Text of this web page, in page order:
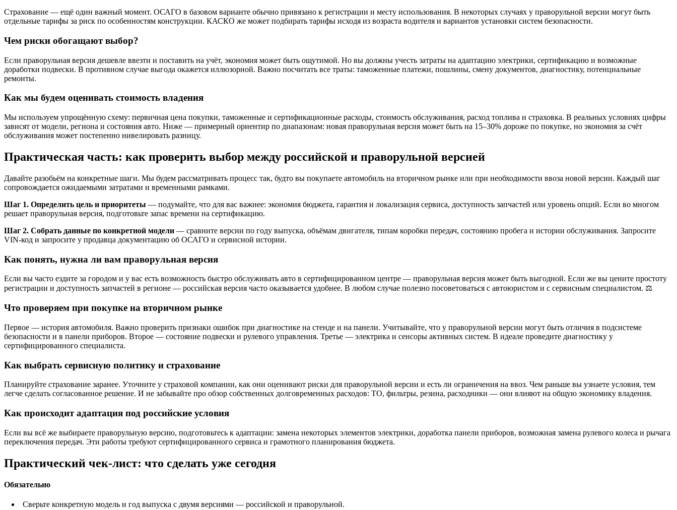
Страхование — ещё один важный момент. ОСАГО в базовом варианте обычно привязано к регистрации и месту использования. В некоторых случаях у праворульной версии могут быть
отдельные тарифы за риск по особенностям конструкции. КАСКО же может подбирать тарифы исходя из возраста водителя и вариантов установки систем безопасности.
Чем риски обогащают выбор?
Если праворульная версия дешевле ввезти и поставить на учёт, экономия может быть ощутимой. Но вы должны учесть затраты на адаптацию электрики, сертификацию и возможные
доработки подвески. В противном случае выгода окажется иллюзорной. Важно посчитать все траты: таможенные платежи, пошлины, смену документов, диагностику, потенциальные
ремонты.
Как мы будем оценивать стоимость владения
Мы используем упрощённую схему: первичная цена покупки, таможенные и сертификационные расходы, стоимость обслуживания, расход топлива и страховка. В реальных условиях цифры
зависят от модели, региона и состояния авто. Ниже — примерный ориентир по диапазонам: новая праворульная версия может быть на 15–30% дороже по покупке, но экономия за счёт
обслуживания может постепенно нивелировать разницу.
Практическая часть: как проверить выбор между российской и праворульной версией
Давайте разобьём на конкретные шаги. Мы будем рассматривать процесс так, будто вы покупаете автомобиль на вторичном рынке или при необходимости ввоза новой версии. Каждый шаг
сопровождается ожидаемыми затратами и временными рамками.
Шаг 1. Определить цель и приоритеты — подумайте, что для вас важнее: экономия бюджета, гарантия и локализация сервиса, доступность запчастей или уровень опций. Если во многом
решает праворульная версия, подготовьте запас времени на сертификацию.
Шаг 2. Собрать данные по конкретной модели — сравните версии по году выпуска, объёмам двигателя, типам коробки передач, состоянию пробега и истории обслуживания. Запросите
VIN‑код и запросите у продавца документацию об ОСАГО и сервисной истории.
Как понять, нужна ли вам праворульная версия
Если вы часто ездите за городом и у вас есть возможность быстро обслуживать авто в сертифицированном центре — праворульная версия может быть выгодной. Если же вы цените простоту
регистрации и доступность запчастей в регионе — российская версия часто оказывается удобнее. В любом случае полезно посоветоваться с автоюристом и с сервисным специалистом. ⚖️
Что проверяем при покупке на вторичном рынке
Первое — история автомобиля. Важно проверить признаки ошибок при диагностике на стенде и на панели. Учитывайте, что у праворульной версии могут быть отличия в подсистеме
безопасности и в панели приборов. Второе — состояние подвески и рулевого управления. Третье — электрика и сенсоры активных систем. В идеале проведите диагностику у
сертифицированного специалиста.
Как выбрать сервисную политику и страхование
Планируйте страхование заранее. Уточните у страховой компании, как они оценивают риски для праворульной версии и есть ли ограничения на ввоз. Чем раньше вы узнаете условия, тем
легче сделать согласованное решение. И не забывайте про обзор собственных долговременных расходов: ТО, фильтры, резина, расходники — они влияют на общую экономику владения.
Как происходит адаптация под российские условия
Если вы всё же выбираете праворульную версию, подготовьтесь к адаптации: замена некоторых элементов электрики, доработка панели приборов, возможная замена рулевого колеса и рычага
переключения передач. Эти работы требуют сертифицированного сервиса и грамотного планирования бюджета. ️
Практический чек-лист: что сделать уже сегодня
Обязательно
Сверьте конкретную модель и год выпуска с двумя версиями — российской и праворульной.